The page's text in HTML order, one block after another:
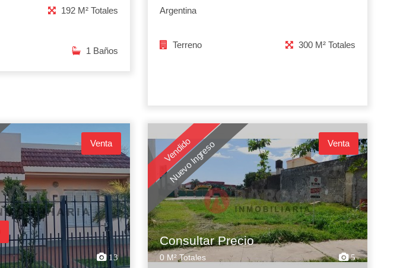
192 M² Totales
1 Baños
Argentina
Terreno 300 M² Totales
Venta
13
Vendido
Nuevo Ingreso Venta
Consultar Precio
0 M² Totales 5